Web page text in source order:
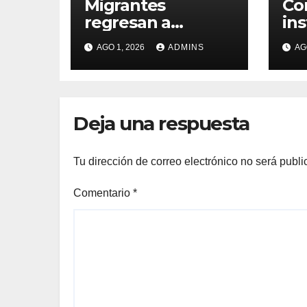
Migrantes
regresan a
Marruecos ante el
cierre de tiendas
en Ceuta pero con
Instagram que era
AGO 1, 2026 ADMINS
Deja una respuesta
Tu dirección de correo electrónico no será
Comentario *